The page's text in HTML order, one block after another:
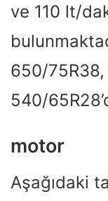
ve 110 lt/
650/
540/
motor
Aşağıdaki